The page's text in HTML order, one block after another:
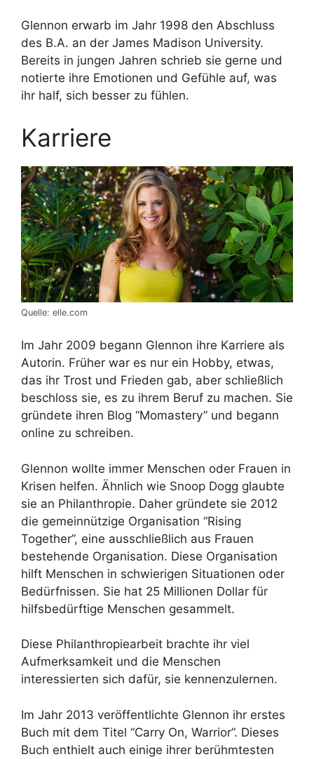
Glennon erwarb im Jahr 1998 den Abschluss
des B.A. an der James Madison University.
Bereits in jungen Jahren schrieb sie gerne und
notierte ihre Emotionen und Gefühle auf, was
ihr half, sich besser zu fühlen.
Karriere
Quelle: elle.com
Im Jahr 2009 begann Glennon ihre Karriere als
Autorin. Früher war es nur ein Hobby, etwas,
das ihr Trost und Frieden gab, aber schließlich
beschloss sie, es zu ihrem Beruf zu machen. Sie
gründete ihren Blog “Momastery” und begann
online zu schreiben.
Glennon wollte immer Menschen oder Frauen in
Krisen helfen. Ähnlich wie Snoop Dogg glaubte
sie an Philanthropie. Daher gründete sie 2012
die gemeinnützige Organisation “Rising
Together”, eine ausschließlich aus Frauen
bestehende Organisation. Diese Organisation
hilft Menschen in schwierigen Situationen oder
Bedürfnissen. Sie hat 25 Millionen Dollar für
hilfsbedürftige Menschen gesammelt.
Diese Philanthropiearbeit brachte ihr viel
Aufmerksamkeit und die Menschen
interessierten sich dafür, sie kennenzulernen.
Im Jahr 2013 veröffentlichte Glennon ihr erstes
Buch mit dem Titel “Carry On, Warrior”. Dieses
Buch enthielt auch einige ihrer berühmtesten